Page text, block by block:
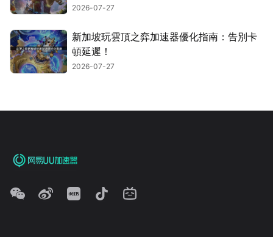
2026-07-27
新加坡玩雲頂之弈加速器優化指南：告別卡
頓延遲！
2026-07-27